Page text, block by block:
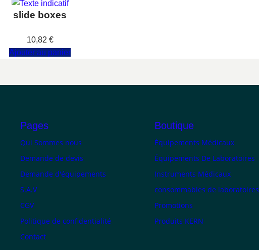
slide boxes
10,82 €
Ajouter au panier
Pages
Qui Sommes nous
Demande de devis
Demande d'équipements
S.A.V
CGV
Politique de confidentialité
Contact
Boutique
Équipements Médicaux
Équipements De Laboratoires
Instruments Médicaux
consommables de laboratoires
Promotions
Produits KERN